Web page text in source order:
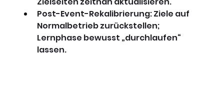
Post-Event-Rekalibrierung: Ziele auf
Normalbetrieb zurückstellen;
Lernphase bewusst „durchlaufen“
lassen.